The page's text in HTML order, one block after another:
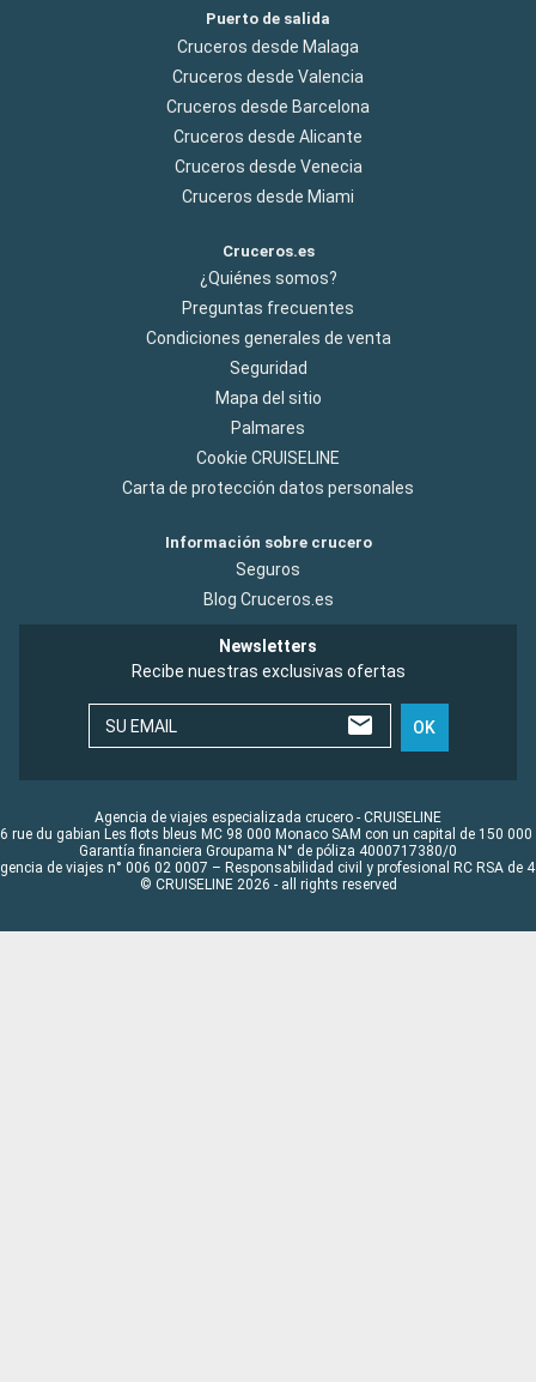
Puerto de salida
Cruceros desde Malaga
Cruceros desde Valencia
Cruceros desde Barcelona
Cruceros desde Alicante
Cruceros desde Venecia
Cruceros desde Miami
Cruceros.es
¿Quiénes somos?
Preguntas frecuentes
Condiciones generales de venta
Seguridad
Mapa del sitio
Palmares
Cookie CRUISELINE
Carta de protección datos personales
Información sobre crucero
Seguros
Blog Cruceros.es
Newsletters
Recibe nuestras exclusivas ofertas
SU EMAIL OK
Agencia de viajes especializada crucero - CRUISELINE
rue du gabian Les flots bleus MC 98 000 Monaco SAM con un capital de 150 000
Garantía financiera Groupama N° de póliza 4000717380/0
de viajes n° 006 02 0007 – Responsabilidad civil y profesional RC RSA de
© CRUISELINE 2026 - all rights reserved